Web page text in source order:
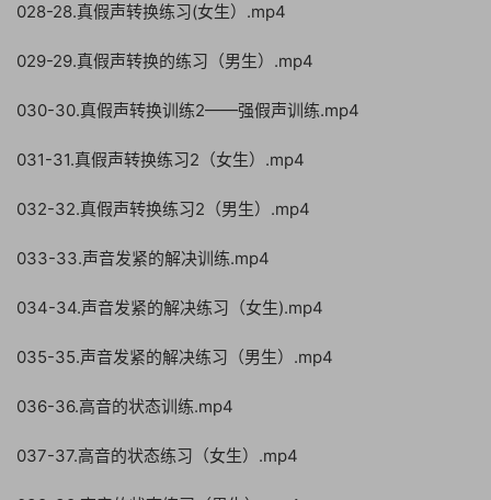
028-28.真假声转换练习(女生）.mp4
029-29.真假声转换的练习（男生）.mp4
030-30.真假声转换训练2——强假声训练.mp4
031-31.真假声转换练习2（女生）.mp4
032-32.真假声转换练习2（男生）.mp4
033-33.声音发紧的解决训练.mp4
034-34.声音发紧的解决练习（女生).mp4
035-35.声音发紧的解决练习（男生）.mp4
036-36.高音的状态训练.mp4
037-37.高音的状态练习（女生）.mp4